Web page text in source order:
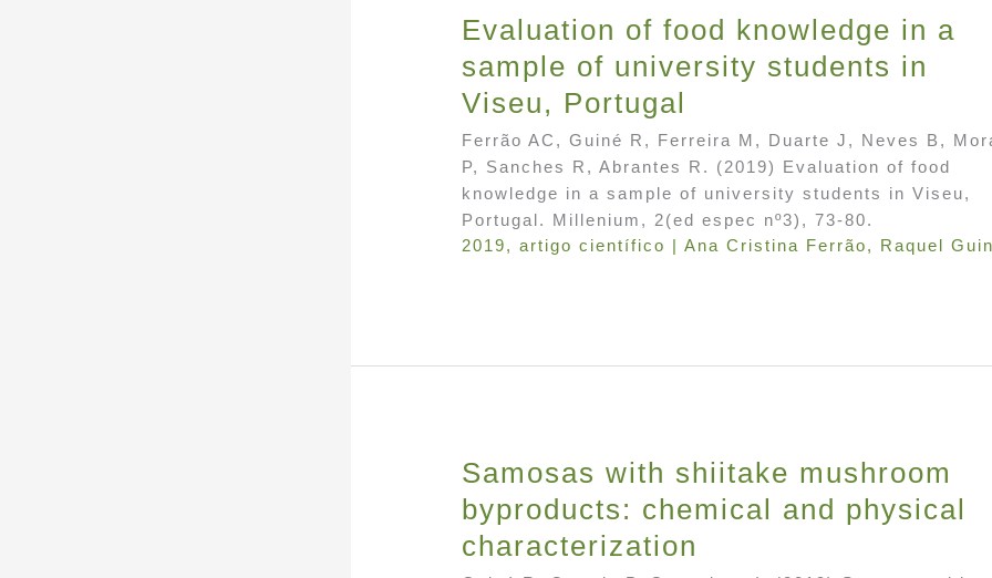
Evaluation of food knowledge in a
sample of university students in
Viseu, Portugal
Ferrão AC, Guiné R, Ferreira M, Duarte J, Neves B,
P, Sanches R, Abrantes R. (2019) Evaluation of food
knowledge in a sample of university students in Viseu,
Portugal. Millenium, 2(ed espec nº3), 73-80.
2019,artigo científico |Ana Cristina Ferrão, Raquel
Samosas with shiitake mushroom
byproducts: chemical and physical
characterization